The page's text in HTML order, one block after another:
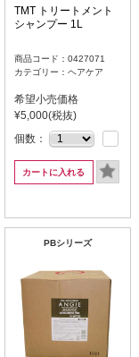
TMT トリートメント
シャンプー 1L
商品コード：0427071
カテゴリー：ヘアケア
希望小売価格
¥5,000(税抜)
個数：
カートに入れる
PBシリーズ